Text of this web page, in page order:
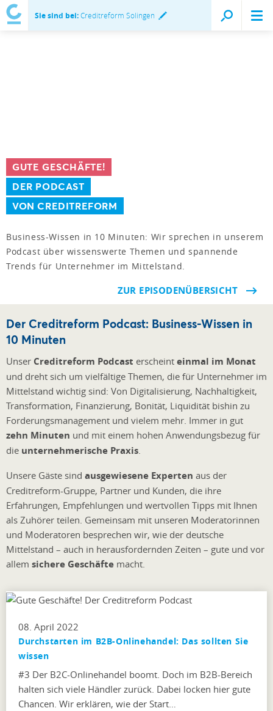
Sie sind bei:Creditreform Solingen
GUTE GESCHÄFTE!
DER PODCAST
VON CREDITREFORM
Business-Wissen in 10 Minuten: Wir sprechen in unserem
Podcast über wissenswerte Themen und spannende
Trends für Unternehmer im Mittelstand.
ZUR EPISODENÜBERSICHT
Der Creditreform Podcast: Business-Wissen in
10 Minuten
Unser Creditreform Podcast erscheint einmal im Monat
und dreht sich um vielfältige Themen, die für Unternehmer im
Mittelstand wichtig sind: Von Digitalisierung, Nachhaltigkeit,
Transformation, Finanzierung, Bonität, Liquidität bishin zu
Forderungsmanagement und vielem mehr. Immer in gut
zehn Minuten und mit einem hohen Anwendungsbezug für
die unternehmerische Praxis
Unsere Gäste sind ausgewiesene Experten aus der
Creditreform-Gruppe, Partner und Kunden, die ihre
Erfahrungen, Empfehlungen und wertvollen Tipps mit Ihnen
als Zuhörer teilen. Gemeinsam mit unseren Moderatorinnen
und Moderatoren besprechen wir, wie der deutsche
Mittelstand – auch in herausfordernden Zeiten – gute und vor
allem sichere Geschäfte macht.
08. April 2022
Durchstarten im B2B-Onlinehandel: Das sollten Sie
wissen
#3 Der B2C-Onlinehandel boomt. Doch im B2B-Bereich
halten sich viele Händler zurück. Dabei locken hier gute
Chancen. Wir erklären, wie der Start…